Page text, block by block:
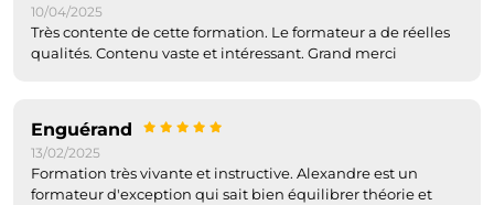
10/04/2025
Très contente de cette formation. Le formateur a de réelles
qualités. Contenu vaste et intéressant. Grand merci
Enguérand
13/02/2025
Formation très vivante et instructive. Alexandre est un
formateur d'exception qui sait bien équilibrer théorie et